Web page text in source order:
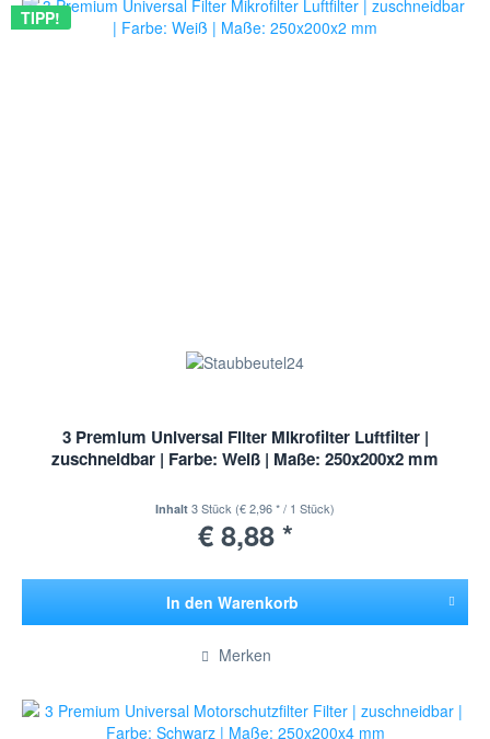
TIPP!
3 Premium Universal Filter Mikrofilter Luftfilter |
zuschneidbar | Farbe: Weiß | Maße: 250x200x2 mm
Inhalt3 Stück (€ 2,96 * / 1 Stück)
€ 8,88 *
In den Warenkorb
Merken